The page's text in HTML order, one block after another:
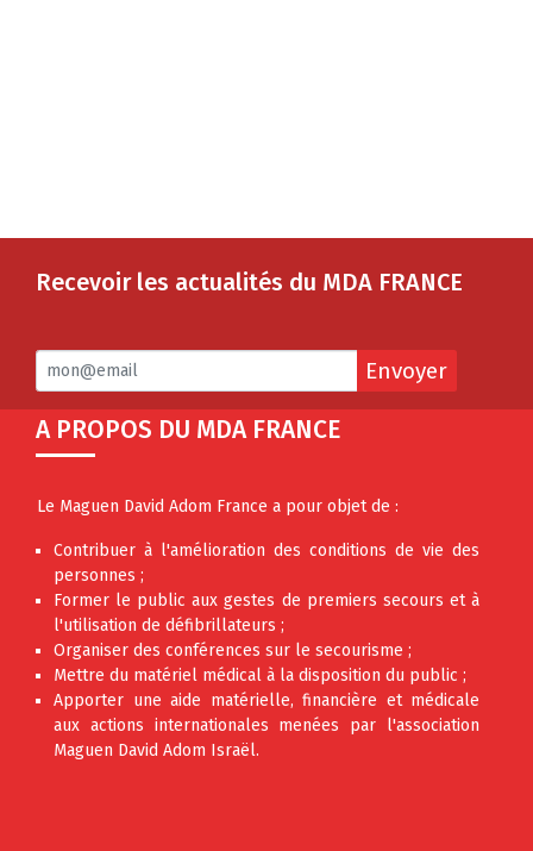
Recevoir les actualités du MDA FRANCE
Envoyer
A PROPOS DU MDA FRANCE
Le Maguen David Adom France a pour objet de :
Contribuer à l'amélioration des conditions de vie des
personnes ;
Former le public aux gestes de premiers secours et à
l'utilisation de défibrillateurs ;
Organiser des conférences sur le secourisme ;
Mettre du matériel médical à la disposition du public ;
Apporter une aide matérielle, financière et médicale
aux actions internationales menées par l'association
Maguen David Adom Israël.